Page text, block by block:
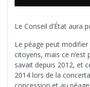
Le Conseil d’État aura
Le péage peut modifier
citoyens, mais ce
savait depuis 2012, et
2014 lors de la